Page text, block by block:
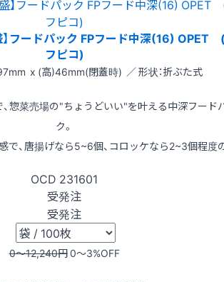
】フードパック FPフード中深(16) OPET
フピコ)
x (高)46mm(閉蓋時) ／ 形状：折ぶた式
惣菜売場の"ちょうどいい"を叶える中深フード
ク。
で、唐揚げなら5~6個、コロッケなら2~3個程
OCD 231601
受発注
受発注
0〜12,240円0〜3%OFF